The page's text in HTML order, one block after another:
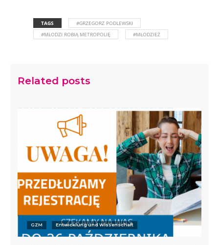
TAGS
#GRZEGORZ PODLEWSKI
#MŁODZI ROBIĄ METROPOLIĘ
#MŁODZIEŻ
Related posts
GZM Entwicklung und Wissenschaft